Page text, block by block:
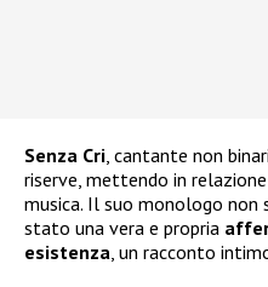
Senza Cri, cantante non
riserve, mettendo in
musica. Il suo monologo non
stato una vera e propria
esistenza, un racconto